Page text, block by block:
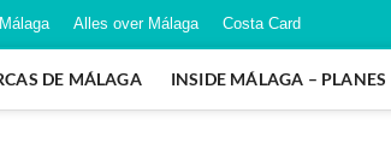
Alles over Málaga Costa Card
DE MÁLAGA INSIDE MÁLAGA –